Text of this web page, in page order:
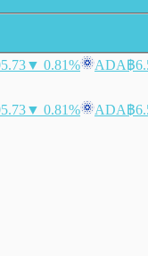
▼ 0.81% ADA฿
▼ 0.81% ADA฿